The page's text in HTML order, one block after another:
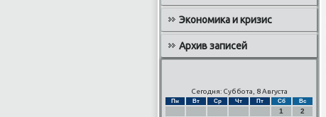
Экономика и кризис
Архив записей
Сегодня: Суббота, 8 Августа
Пн Вт Ср Чт Пт Сб Вс
1
2